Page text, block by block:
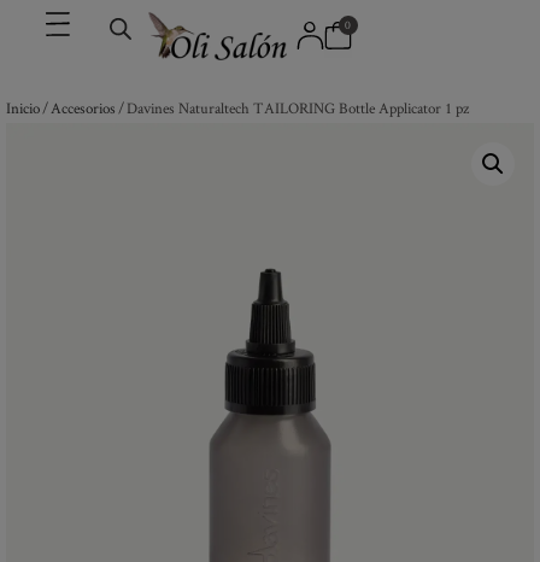
0
Inicio/Accesorios/ Davines Naturaltech TAILORING Bottle Applicator 1 pz